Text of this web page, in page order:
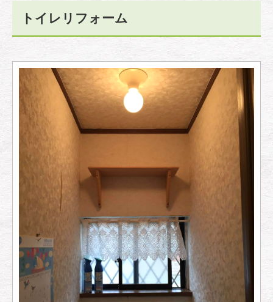
トイレリフォーム